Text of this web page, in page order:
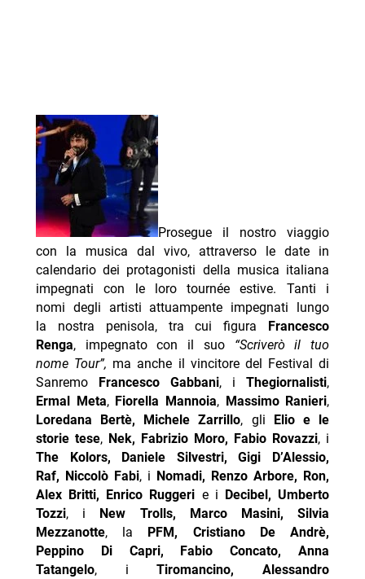
Prosegue il nostro viaggio
con la musica dal vivo, attraverso le date in
calendario dei protagonisti della musica italiana
impegnati con le loro tournée estive. Tanti i
nomi degli artisti attuampente impegnati lungo
la nostra penisola, tra cui figura Francesco
Renga, impegnato con il suo “Scriverò il tuo
nome Tour”, ma anche il vincitore del Festival di
Sanremo Francesco Gabbani, iThegiornalisti,
Ermal Meta, Fiorella Mannoia, Massimo Ranieri,
Loredana Bertè, Michele Zarrillo, gli Elio e le
storie tese, Nek, Fabrizio Moro, Fabio Rovazzi, i
The Kolors, Daniele Silvestri, Gigi D’Alessio,
Raf, Niccolò Fabi, i Nomadi, Renzo Arbore, Ron,
Alex Britti, Enrico Ruggeri e i Decibel, Umberto
Tozzi, i New Trolls, Marco Masini, Silvia
Mezzanotte, la PFM, Cristiano De Andrè,
Peppino Di Capri, Fabio Concato, Anna
Tatangelo, iTiromancino, Alessandro